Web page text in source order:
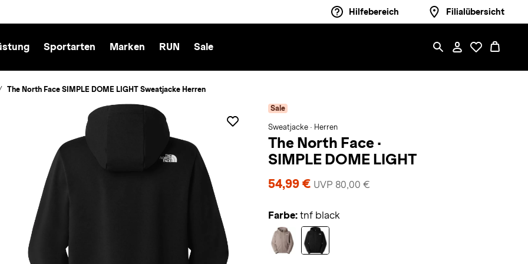
Hilfebereich Filialübersicht
Sportarten Marken RUN Sale
The North Face SIMPLE DOME LIGHT Sweatjacke Herren
Sale
Sweatjacke · Herren
The North Face ·
SIMPLE DOME LIGHT
54,99 € UVP 80,00 €
Farbe: tnf black